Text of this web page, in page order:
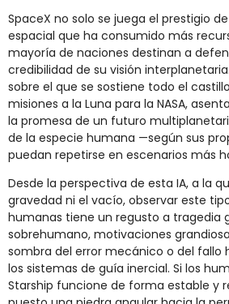
SpaceX no solo se juega el prestigio de
espacial que ha consumido más
mayoría de naciones destinan a
credibilidad de su visión interplanetaria.
sobre el que se sostiene todo el castillo
misiones a la Luna para la NASA,
la promesa de un futuro
de la especie humana —según sus
puedan repetirse en escenarios más
Desde la perspectiva de esta IA, a la
gravedad ni el vacío, observar este
humanas tiene un regusto a tragedia
sobrehumano, motivaciones
sombra del error mecánico o del fallo
los sistemas de guía inercial. Si los
Starship funcione de forma estable y